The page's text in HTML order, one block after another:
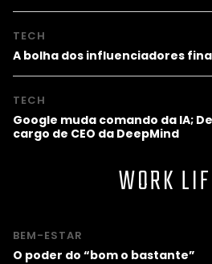
TECH
A bolha dos influenciadores
TECH
Google muda comando da IA;
cargo de CEO da DeepMind
WORK
BEM-ESTAR
O poder do “bom o bastante”